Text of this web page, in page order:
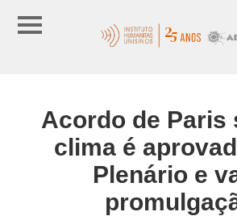
Acordo de Paris
clima é
Plenário e